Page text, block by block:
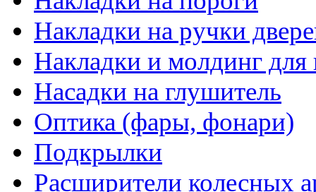
Накладки на ручки
Накладки и молдинг для
Насадки на глушитель
Оптика (фары, фонари)
Подкрылки
Расширители колесных